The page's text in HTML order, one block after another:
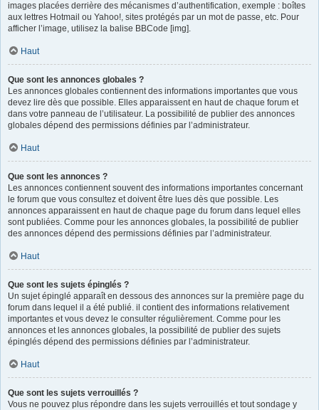
images placées derrière des mécanismes d’authentification, exemple : boîtes
aux lettres Hotmail ou Yahoo!, sites protégés par un mot de passe, etc. Pour
afficher l’image, utilisez la balise BBCode [img].
Haut
Que sont les annonces globales ?
Les annonces globales contiennent des informations importantes que vous
devez lire dès que possible. Elles apparaissent en haut de chaque forum et
dans votre panneau de l’utilisateur. La possibilité de publier des annonces
globales dépend des permissions définies par l’administrateur.
Haut
Que sont les annonces ?
Les annonces contiennent souvent des informations importantes concernant
le forum que vous consultez et doivent être lues dès que possible. Les
annonces apparaissent en haut de chaque page du forum dans lequel elles
sont publiées. Comme pour les annonces globales, la possibilité de publier
des annonces dépend des permissions définies par l’administrateur.
Haut
Que sont les sujets épinglés ?
Un sujet épinglé apparaît en dessous des annonces sur la première page du
forum dans lequel il a été publié. il contient des informations relativement
importantes et vous devez le consulter régulièrement. Comme pour les
annonces et les annonces globales, la possibilité de publier des sujets
épinglés dépend des permissions définies par l’administrateur.
Haut
Que sont les sujets verrouillés ?
Vous ne pouvez plus répondre dans les sujets verrouillés et tout sondage y